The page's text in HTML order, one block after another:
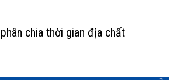
chia thời gian địa chất